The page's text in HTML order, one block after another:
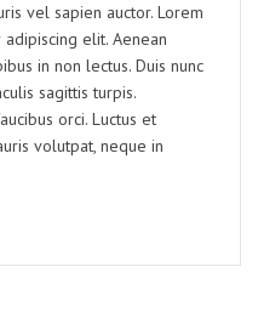
vel sapien auctor. Lorem
elit. Aenean
in non lectus. Duis nunc
sagittis turpis.
orci. Luctus et
volutpat, neque in